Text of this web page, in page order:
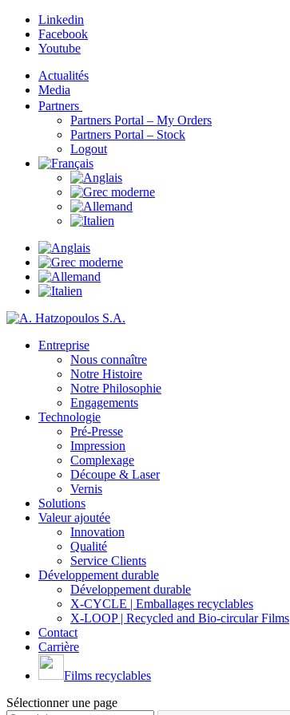
Linkedin
Facebook
Youtube
Actualités
Media
Partners
Partners Portal – My Orders
Partners Portal – Stock
Logout
Entreprise
Nous connaître
Notre Histoire
Notre Philosophie
Engagements
Technologie
Pré-Presse
Impression
Complexage
Découpe & Laser
Vernis
Solutions
Valeur ajoutée
Innovation
Qualité
Service Clients
Développement durable
Développement durable
X-CYCLE | Emballages recyclables
X-LOOP | Recycled and Bio-circular Films
Contact
Carrière
Films recyclables
Sélectionner une page